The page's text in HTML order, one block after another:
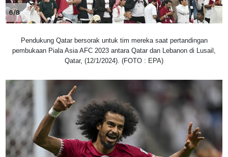
6/8
Pendukung Qatar bersorak untuk tim mereka saat pertandingan
pembukaan Piala Asia AFC 2023 antara Qatar dan Lebanon di Lusail,
Qatar, (12/1/2024). (FOTO : EPA)